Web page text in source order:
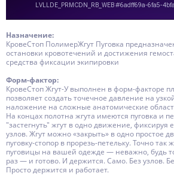
Назначение:
КровеСтоп ПолимерЖгут Пуговка
остановки кровотечений и достижения
средства фиксации экипировки
Форм-фактор:
КровеСтоп Жгут-У выполнен в форм-факторе
позволяет создать точечное давление на
наложение на сложные анатомические
На концах полотна жгута имеются пуговка и
"застегнуть" жгут в одно движение, фиксируя
узлов. Жгут можно «закрыть» в одно простое
пуговку-стопор в прорезь-петельку. Точно так
пуговицы на вашей одежде — неважно, будь
раз — и готово. И держится. Само. Без узлов.
Просто держится и работает.